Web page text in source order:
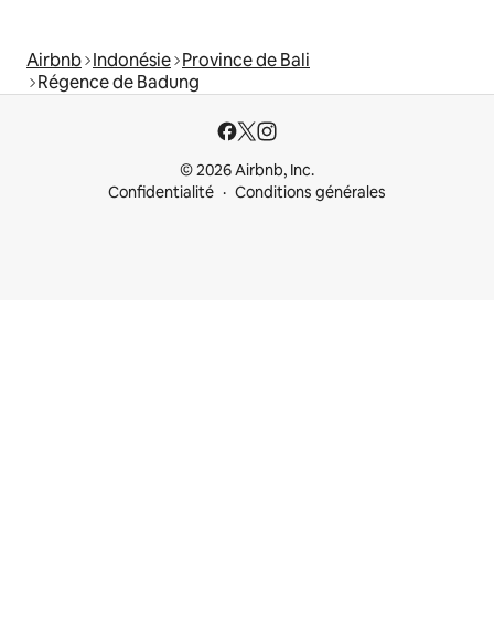
Airbnb Indonésie Province de Bali
Régence de Badung
© 2026 Airbnb, Inc.
Confidentialité
Conditions générales